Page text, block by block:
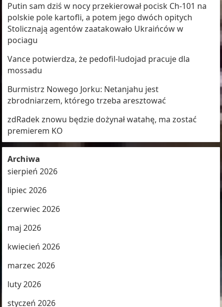
Putin sam dziś w nocy przekierował pocisk Ch-101 na
polskie pole kartofli, a potem jego dwóch opitych
Stolicznają agentów zaatakowało Ukraińców w
pociagu
Vance potwierdza, że pedofil-ludojad pracuje dla
mossadu
Burmistrz Nowego Jorku: Netanjahu jest
zbrodniarzem, którego trzeba aresztować
zdRadek znowu będzie dożynał watahę, ma zostać
premierem KO
Archiwa
sierpień 2026
lipiec 2026
czerwiec 2026
maj 2026
kwiecień 2026
marzec 2026
luty 2026
styczeń 2026